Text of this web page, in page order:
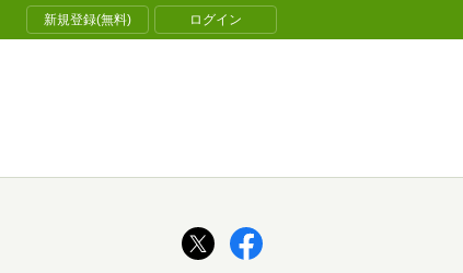
新規登録(無料) ログイン